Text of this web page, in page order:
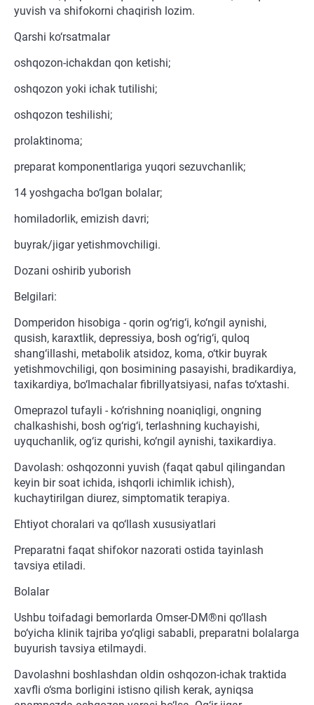
yuvish va shifokorni chaqirish lozim.
Qarshi ko‘rsatmalar
oshqozon-ichakdan qon ketishi;
oshqozon yoki ichak tutilishi;
oshqozon teshilishi;
prolaktinoma;
preparat komponentlariga yuqori sezuvchanlik;
14 yoshgacha bo‘lgan bolalar;
homiladorlik, emizish davri;
buyrak/jigar yetishmovchiligi.
Dozani oshirib yuborish
Belgilari:
Domperidon hisobiga - qorin og‘rig‘i, ko‘ngil aynishi,
qusish, karaxtlik, depressiya, bosh og‘rig‘i, quloq
shang‘illashi, metabolik atsidoz, koma, o‘tkir buyrak
yetishmovchiligi, qon bosimining pasayishi, bradikardiya,
taxikardiya, bo‘lmachalar fibrillyatsiyasi, nafas to‘xtashi.
Omeprazol tufayli - ko‘rishning noaniqligi, ongning
chalkashishi, bosh og‘rig‘i, terlashning kuchayishi,
uyquchanlik, og‘iz qurishi, ko‘ngil aynishi, taxikardiya.
Davolash: oshqozonni yuvish (faqat qabul qilingandan
keyin bir soat ichida, ishqorli ichimlik ichish),
kuchaytirilgan diurez, simptomatik terapiya.
Ehtiyot choralari va qo‘llash xususiyatlari
Preparatni faqat shifokor nazorati ostida tayinlash
tavsiya etiladi.
Bolalar
Ushbu toifadagi bemorlarda Omser-DM®ni qo‘llash
bo‘yicha klinik tajriba yo‘qligi sababli, preparatni bolalarga
buyurish tavsiya etilmaydi.
Davolashni boshlashdan oldin oshqozon-ichak traktida
xavfli o‘sma borligini istisno qilish kerak, ayniqsa